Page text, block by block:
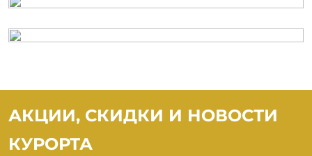
АКЦИИ, СКИДКИ И НОВОСТИ
КУРОРТА